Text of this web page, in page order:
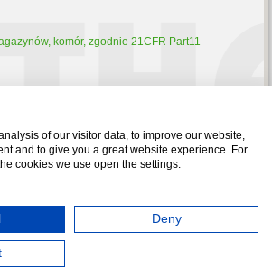
komór, zgodnie 21CFR Part11
jak działa i do czego służy?
z o.o. 30-009 Kraków, ul. Friedleina 4-6 tel.:
office@test-therm.pl
THERM - Aparatura Kontrolno-Pomiarowa.
Wszelkie prawa zastrzeżone
of our visitor data, to improve our website,
and to give you a great website experience. For
cookies we use open the settings.
Deny